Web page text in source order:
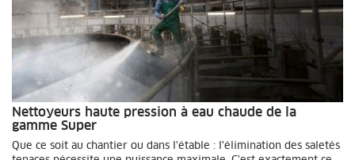
Nettoyeurs haute pression à eau chaude de la
gamme Super
Que ce soit au chantier ou dans l'étable : l'élimination des saletés